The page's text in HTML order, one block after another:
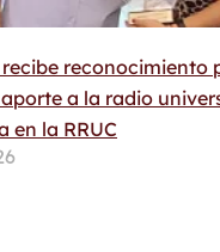
recibe reconocimiento
a la radio
en la RRUC